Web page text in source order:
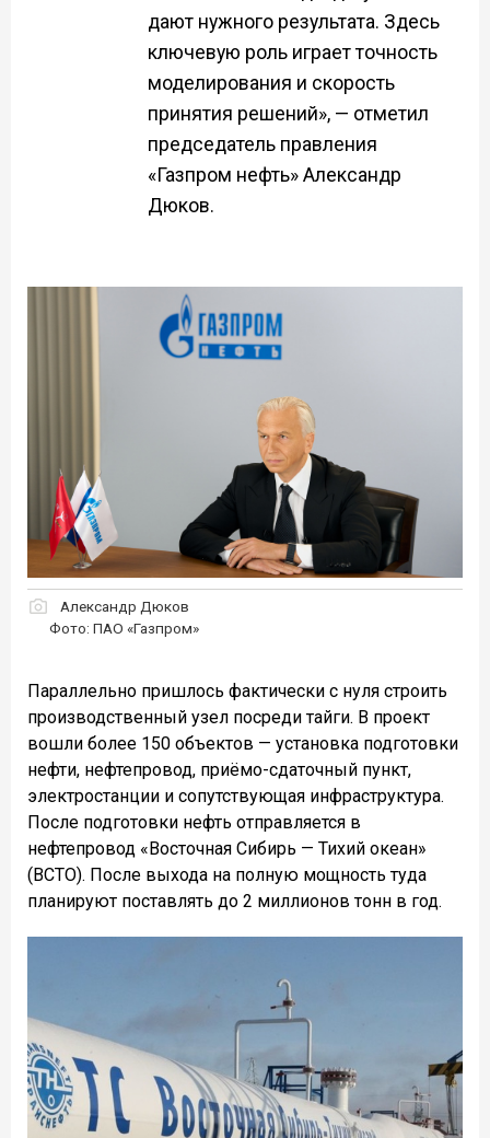
дают нужного результата. Здесь
ключевую роль играет точность
моделирования и скорость
принятия решений», — отметил
председатель правления
«Газпром нефть» Александр
Дюков.
Александр Дюков
Фото: ПАО «Газпром»
Параллельно пришлось фактически с нуля строить
производственный узел посреди тайги. В проект
вошли более 150 объектов — установка подготовки
нефти, нефтепровод, приёмо-сдаточный пункт,
электростанции и сопутствующая инфраструктура.
После подготовки нефть отправляется в
нефтепровод «Восточная Сибирь — Тихий океан»
(ВСТО). После выхода на полную мощность туда
планируют поставлять до 2 миллионов тонн в год.